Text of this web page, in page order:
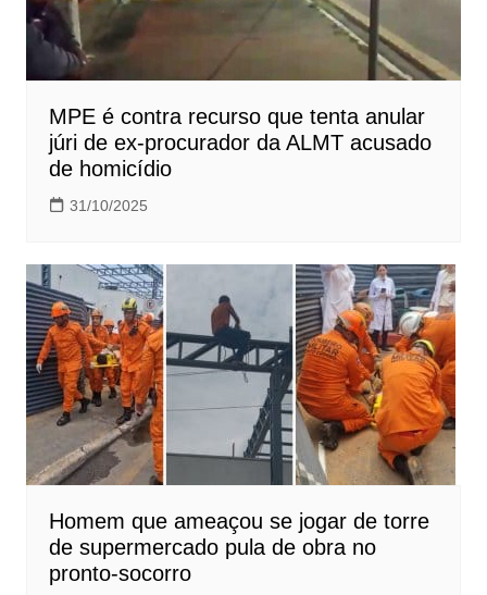
MPE é contra recurso que tenta anular
júri de ex-procurador da ALMT acusado
de homicídio
31/10/2025
Homem que ameaçou se jogar de torre
de supermercado pula de obra no
pronto-socorro